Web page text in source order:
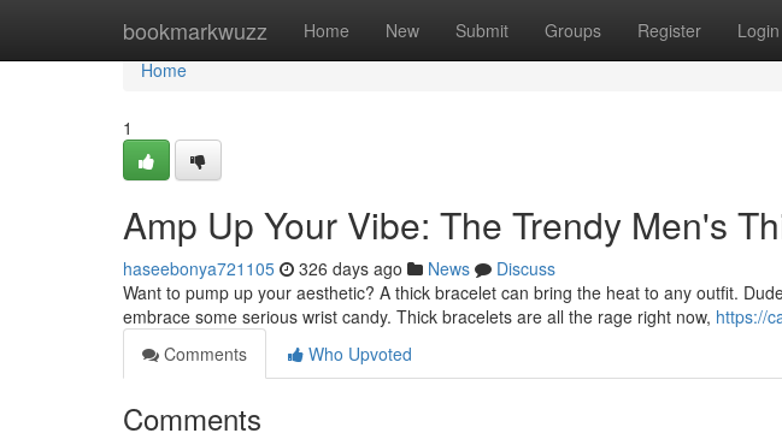
bookmarkwuzz Home New Submit Groups Register Login
Home
Home
1
Amp Up Your Vibe: The Trendy Men's
haseebonya721105 326 days ago News
Discuss
Want to pump up your aesthetic? A thick bracelet can bring the heat to any outfit.
embrace some serious wrist candy. Thick bracelets are all the rage right now, https://
Comments
Who Upvoted
Comments